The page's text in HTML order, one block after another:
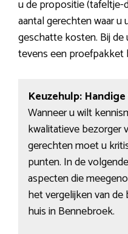
u de propositie
aantal gerechten waar
geschatte kosten. Bij
tevens een proefpakket
Keuzehulp:
Wanneer u wilt
kwalitatieve bezorger
gerechten moet u
punten. In de
aspecten die
het vergelijken van
huis in Bennebroek.